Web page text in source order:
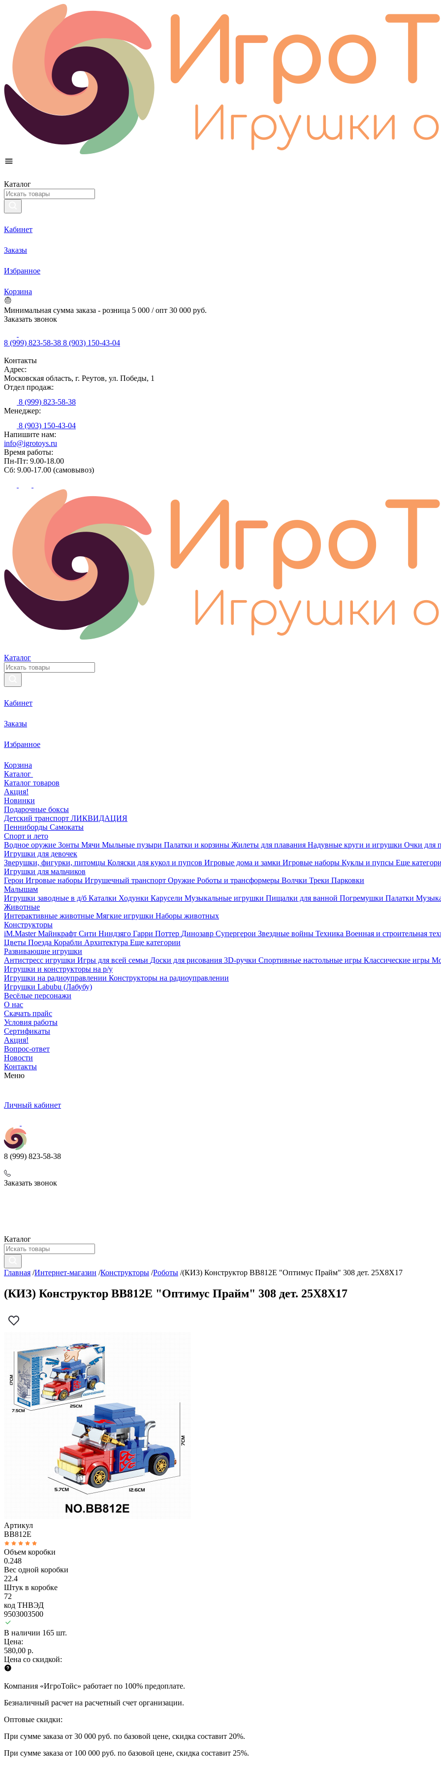
Каталог
Кабинет
Заказы
Избранное
Корзина
Минимальная сумма заказа - розница 5 000 / опт 30 000 руб.
Заказать звонок
8 (999) 823-58-38 8 (903) 150-43-04
Контакты
Адрес:
Московская область, г. Реутов, ул. Победы, 1
Отдел продаж:
8 (999) 823-58-38
Менеджер:
8 (903) 150-43-04
Напишите нам:
info@igrotoys.ru
Время работы:
Пн-Пт: 9.00-18.00
Сб: 9.00-17.00 (самовывоз)
Каталог
Кабинет
Заказы
Избранное
Корзина
Каталог
Каталог товаров
Акция!
Новинки
Подарочные боксы
Детский транспорт ЛИКВИДАЦИЯ
Пенниборды Самокаты
Спорт и лето
Водное оружие Зонты Мячи Мыльные пузыри Палатки и корзины Жилеты для плавания Надувные круги и игрушки Очки для
Игрушки для девочек
Зверушки, фигурки, питомцы Коляски для кукол и пупсов Игровые дома и замки Игровые наборы Куклы и пупсы Еще
Игрушки для мальчиков
Герои Игровые наборы Игрушечный транспорт Оружие Роботы и трансформеры Волчки Треки Парковки
Малышам
Игрушки заводные в д/б Каталки Ходунки Карусели Музыкальные игрушки Пищалки для ванной Погремушки Палатки
Животные
Интерактивные животные Мягкие игрушки Наборы животных
Конструкторы
iM.Master Майнкрафт Сити Ниндзяго Гарри Поттер Динозавр Супергерои Звездные войны Техника Военная и строительная
Цветы Поезда Корабли Архитектура Еще категории
Развивающие игрушки
Антистресс игрушки Игры для всей семьи Доски для рисования 3D-ручки Спортивные настольные игры Классические игры
Игрушки и конструкторы на р/у
Игрушки на радиоуправлении Конструкторы на радиоуправлении
Игрушки Labubu (Лабубу)
Весёлые персонажи
О нас
Скачать прайс
Условия работы
Сертификаты
Акция!
Вопрос-ответ
Новости
Контакты
Меню
Личный кабинет
8 (999) 823-58-38
Заказать звонок
Каталог
Главная /Интернет-магазин /Конструкторы /Роботы /(КИЗ) Конструктор BB812E "Оптимус Прайм" 308 дет. 25X8X17
(КИЗ) Конструктор BB812E "Оптимус Прайм" 308 дет. 25X8X17
Артикул
BB812E
Объем коробки
0.248
Вес одной коробки
22.4
Штук в коробке
72
код ТНВЭД
9503003500
В наличии 165 шт.
Цена:
580,00 р.
Цена со скидкой:
Компания «ИгроТойс» работает по 100% предоплате.
Безналичный расчет на расчетный счет организации.
Оптовые скидки:
При сумме заказа от 30 000 руб. по базовой цене, скидка составит 20%.
При сумме заказа от 100 000 руб. по базовой цене, скидка составит 25%.